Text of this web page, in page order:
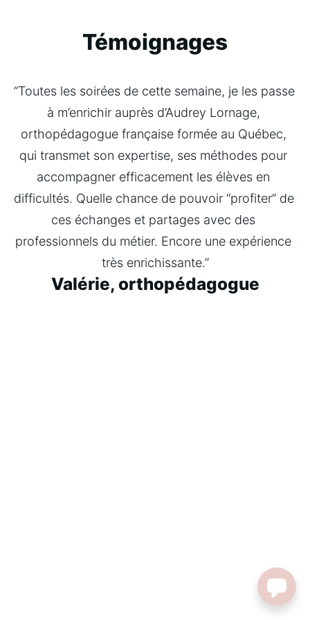
Témoignages
“Toutes les soirées de cette semaine, je les passe
à m’enrichir auprès d’Audrey Lornage,
orthopédagogue française formée au Québec,
qui transmet son expertise, ses méthodes pour
accompagner efficacement les élèves en
difficultés. Quelle chance de pouvoir “profiter” de
ces échanges et partages avec des
professionnels du métier. Encore une expérience
très enrichissante.”
Valérie, orthopédagogue